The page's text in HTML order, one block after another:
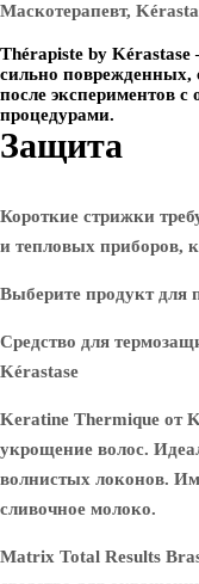
Маскотерапевт,
Thérapiste by Kérastase
сильно поврежденных,
после экспериментов
процедурами.
Защита
Короткие стрижки
и тепловых приборов,
Выберите продукт для
Средство для
Kérastase
Keratine Thermique от
укрощение волос.
волнистых локонов.
сливочное молоко.
Matrix Total Results